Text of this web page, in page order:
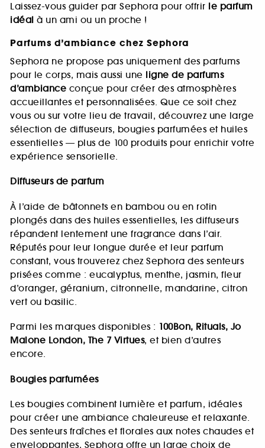
Laissez-vous guider par Sephora pour offrir le parfum
idéal à un ami ou un proche !
Parfums d’ambiance chez Sephora
Sephora ne propose pas uniquement des parfums
pour le corps, mais aussi une ligne de parfums
d’ambiance conçue pour créer des atmosphères
accueillantes et personnalisées. Que ce soit chez
vous ou sur votre lieu de travail, découvrez une large
sélection de diffuseurs, bougies parfumées et huiles
essentielles — plus de 100 produits pour enrichir votre
expérience sensorielle.
Diffuseurs de parfum
À l’aide de bâtonnets en bambou ou en rotin
plongés dans des huiles essentielles, les diffuseurs
répandent lentement une fragrance dans l’air.
Réputés pour leur longue durée et leur parfum
constant, vous trouverez chez Sephora des senteurs
prisées comme : eucalyptus, menthe, jasmin, fleur
d’oranger, géranium, citronnelle, mandarine, citron
vert ou basilic.
Parmi les marques disponibles : 100Bon, Rituals, Jo
Malone London, The 7 Virtues, et bien d’autres
encore.
Bougies parfumées
Les bougies combinent lumière et parfum, idéales
pour créer une ambiance chaleureuse et relaxante.
Des senteurs fraîches et florales aux notes chaudes et
enveloppantes, Sephora offre un large choix de